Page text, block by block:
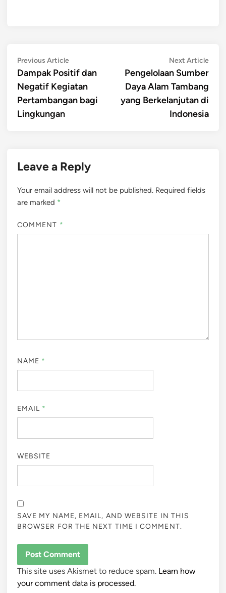
Post
navigation
Previous ArticlePrevious
article:
Dampak Positif dan
Negatif Kegiatan
Pertambangan bagi
Lingkungan
Next ArticleNext
Pengelolaan Sumber
Daya Alam Tambang
yang Berkelanjutan di
Indonesia
Leave a Reply
Your email address will not be published. Required fields
are marked *
COMMENT *
NAME *
EMAIL *
WEBSITE
SAVE MY NAME, EMAIL, AND WEBSITE IN THIS
BROWSER FOR THE NEXT TIME I COMMENT.
This site uses Akismet to reduce spam. Learn how
your comment data is processed.